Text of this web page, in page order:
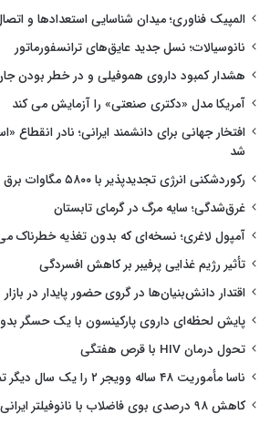
المپیک فناوری؛ میدان شناسایی استعدادها و
نانوسیالات؛ نسل جدید عایق‌های ترانسفورماتور
هشدار کمبود داروی هموفیلی و در خطر بودن
آمریکا مدل «دکتری صنعتی» را آزمایش می کند
افتخار جهانی برای دانشمند ایرانی؛ نادر انقطاع
شد
رکوردشکنی انرژی تجدیدپذیر با ۵۸۰۰ مگاوات برق
غرق‌شدگی؛ سایه مرگ در گرمای تابستان
آمپول لاغری؛ نسخه‌ای که بدون تغذیه خطرناک
تأثیر رژیم غذایی پرفیبر بر کاهش افسردگی
اقتدار دانش‌بنیان‌ها در گروی حضور پایدار در بازار
پایش لحظه‌ای داروی پارکینسون با یک حسگر
تحول درمان HIV با قرص هفتگی
ناسا مأموریت ۴۸ ساله وویجر ۲ را یک سال دیگر تمدید کرد
کاهش ۹۸ درصدی بوی فاضلاب با نانوفیلتر ایرانی